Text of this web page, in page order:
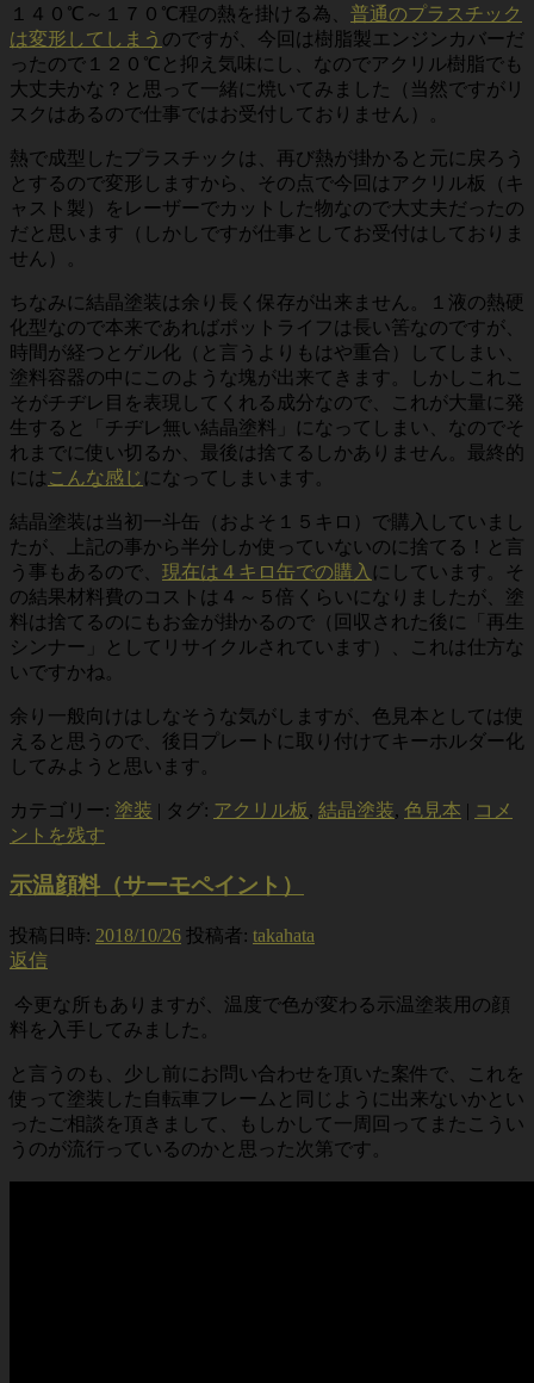
１４０℃～１７０℃程の熱を掛ける為、 普通のプラスチック
は変形してしまう のですが、今回は樹脂製エンジンカバーだ
ったので１２０℃と抑え気味にし、なのでアクリル樹脂でも
大丈夫かな？と思って一緒に焼いてみました（当然ですがリ
スクはあるので仕事ではお受付しておりません）。
熱で成型したプラスチックは、再び熱が掛かると元に戻ろう
とするので変形しますから、その点で今回はアクリル板（キ
ャスト製）をレーザーでカットした物なので大丈夫だったの
だと思います（しかしですが仕事としてお受付はしておりま
せん）。
ちなみに結晶塗装は余り長く保存が出来ません。１液の熱硬
化型なので本来であればポットライフは長い筈なのですが、
時間が経つとゲル化（と言うよりもはや重合）してしまい、
塗料容器の中にこのような塊が出来てきます。しかしこれこ
そがチヂレ目を表現してくれる成分なので、これが大量に発
生すると「チヂレ無い結晶塗料」になってしまい、なのでそ
れまでに使い切るか、最後は捨てるしかありません。最終的
には こんな感じ になってしまいます。
結晶塗装は当初一斗缶（およそ１５キロ）で購入していまし
たが、上記の事から半分しか使っていないのに捨てる！と言
う事もあるので、 現在は４キロ缶での購入 にしています。そ
の結果材料費のコストは４～５倍くらいになりましたが、塗
料は捨てるのにもお金が掛かるので（回収された後に「再生
シンナー」としてリサイクルされています）、これは仕方な
いですかね。
余り一般向けはしなそうな気がしますが、色見本としては使
えると思うので、後日プレートに取り付けてキーホルダー化
してみようと思います。
カテゴリー: 塗装 | タグ: アクリル板, 結晶塗装, 色見本 | コメ
ントを残す
示温顔料（サーモペイント）
投稿日時: 2018/10/26 投稿者: takahata
返信
今更な所もありますが、温度で色が変わる示温塗装用の顔
料を入手してみました。
と言うのも、少し前にお問い合わせを頂いた案件で、これを
使って塗装した自転車フレームと同じように出来ないかとい
ったご相談を頂きまして、もしかして一周回ってまたこうい
うのが流行っているのかと思った次第です。